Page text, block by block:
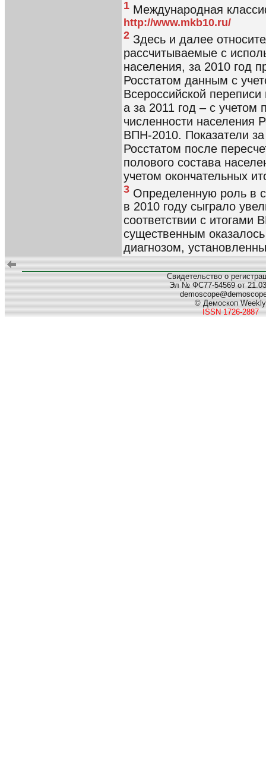
1 Международная
http://www.mkb10.ru/
2 Здесь и далее
рассчитываемые с
населения, за 2010 год
Росстатом данным с
Всероссийской
а за 2011 год – с учетом
численности населения
ВПН-2010. Показатели
Росстатом после
полового состава
учетом окончательных
3 Определенную роль в
в 2010 году сыграло
соответствии с итогами
существенным
диагнозом,
Свидетельство о
Эл № ФС77-54569 от
© Демоскоп Weekly
ISSN 1726-2887